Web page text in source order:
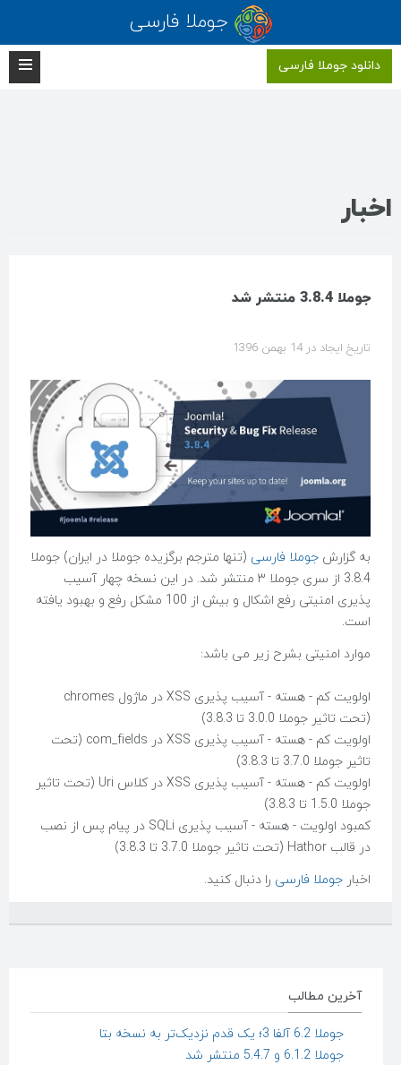
جوملا فارسی
دانلود جوملا فارسی
اخبار
جوملا 3.8.4 منتشر شد
تاریخ ایجاد در 14 بهمن 1396
به گزارش جوملا فارسی (تنها مترجم برگزیده جوملا در ایران) جوملا
3.8.4 از سری جوملا ۳ منتشر شد. در این نسخه چهار آسیب
پذیری امنیتی رفع اشکال و بیش از 100 مشکل رفع و بهبود یافته
است.
موارد امنیتی بشرح زیر می باشد:
اولویت کم - هسته - آسیب پذیری XSS در ماژول chromes
(تحت تاثیر جوملا 3.0.0 تا 3.8.3)
اولویت کم - هسته - آسیب پذیری XSS در com_fields (تحت
تاثیر جوملا 3.7.0 تا 3.8.3)
اولویت کم - هسته - آسیب پذیری XSS در کلاس Uri (تحت تاثیر
جوملا 1.5.0 تا 3.8.3)
کمبود اولویت - هسته - آسیب پذیری SQLi در پیام پس از نصب
در قالب Hathor (تحت تاثیر جوملا 3.7.0 تا 3.8.3)
اخبار جوملا فارسی را دنبال کنید.
آخرین مطالب
جوملا 6.2 آلفا 3؛ یک قدم نزدیک‌تر به نسخه بتا
جوملا 6.1.2 و 5.4.7 منتشر شد